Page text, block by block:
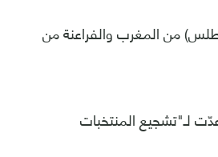
من المغرب والفراعنة من
لـ"تشجيع المنتخبات